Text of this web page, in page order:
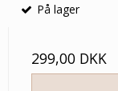
På lager
299,00 DKK